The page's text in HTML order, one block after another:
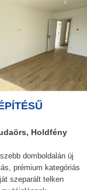
Holdfény
domboldalán új
prémium kategóriás
szeparált telken